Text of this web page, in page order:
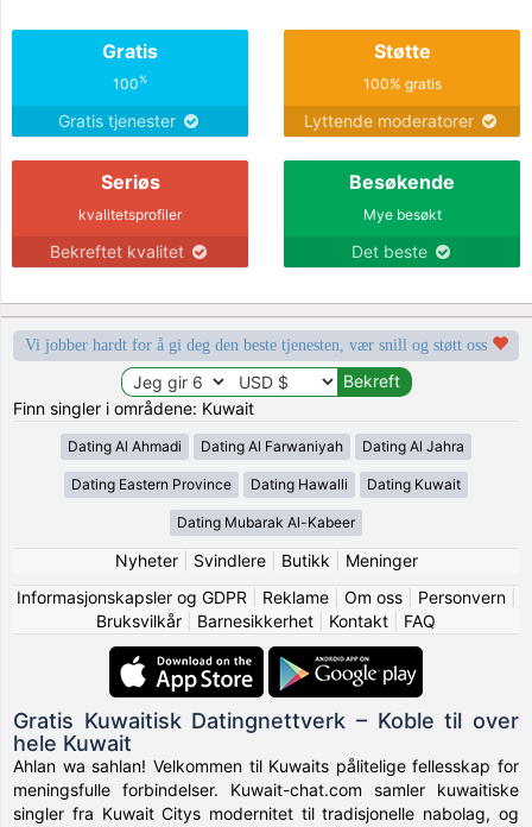
Gratis
100%
Gratis tjenester
Støtte
100% gratis
Lyttende moderatorer
Seriøs
kvalitetsprofiler
Bekreftet kvalitet
Besøkende
Mye besøkt
Det beste
Vi jobber hardt for å gi deg den beste tjenesten, vær snill og støtt oss
Finn singler i områdene: Kuwait
Dating Al Ahmadi Dating Al Farwaniyah Dating Al Jahra
Dating Eastern Province Dating Hawalli Dating Kuwait
Dating Mubarak Al-Kabeer
Nyheter| Svindlere| Butikk
Meninger
Informasjonskapsler og GDPR
Reklame| Om oss| Personvern|
Bruksvilkår
Barnesikkerhet Kontakt FAQ
Gratis Kuwaitisk Datingnettverk – Koble til over
hele Kuwait
Ahlan wa sahlan! Velkommen til Kuwaits pålitelige fellesskap for
meningsfulle forbindelser. Kuwait-chat.com samler kuwaitiske
singler fra Kuwait Citys modernitet til tradisjonelle nabolag, og